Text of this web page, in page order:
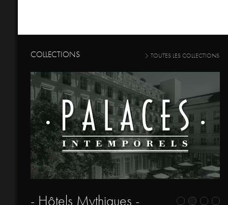
COLLECTIONS TOUTES LES COLLECTIONS
- Hôtels Mythiques -